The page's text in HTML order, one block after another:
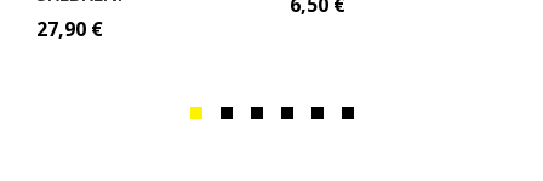
27,90 €